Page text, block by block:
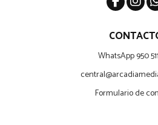
WhatsApp 950
Formulario de